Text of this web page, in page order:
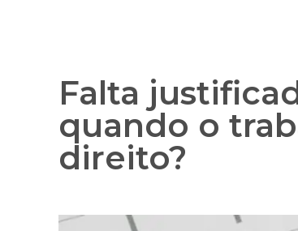
Falta
quando o
direito?